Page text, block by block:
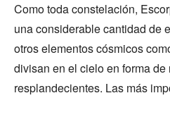
Como toda constelación,
una considerable cantidad de
otros elementos cósmicos
divisan en el cielo en forma
resplandecientes. Las más